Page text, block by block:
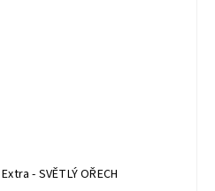
Koženkové čalounění dveří Extra - SVĚTLÝ OŘECH